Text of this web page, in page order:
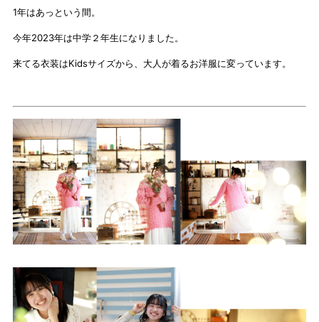
1年はあっという間。
今年2023年は中学２年生になりました。
来てる衣装はKidsサイズから、大人が着るお洋服に変っています。